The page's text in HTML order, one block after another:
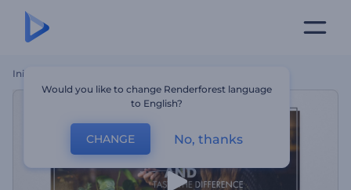
Inicio
Would you like to change Renderforest language
to English?
CHANGE No, thanks